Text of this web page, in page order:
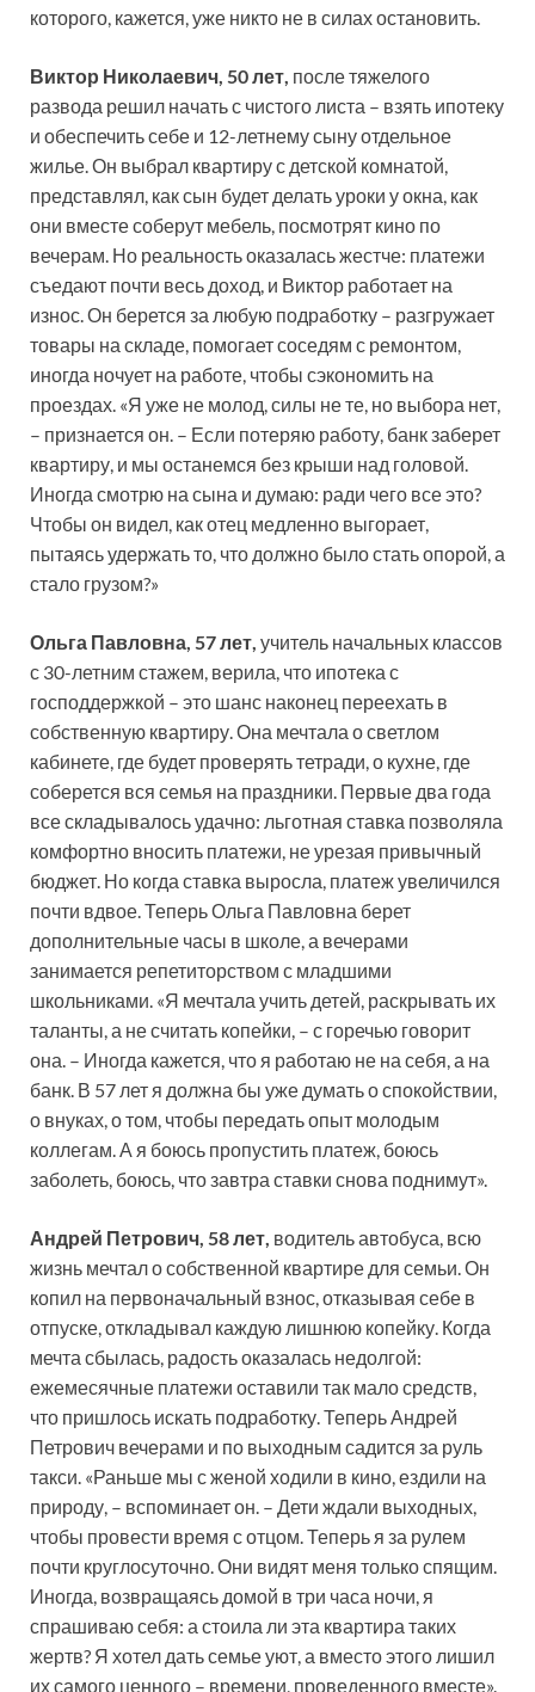
которого, кажется, уже никто не в силах остановить.
Виктор Николаевич, 50 лет, после тяжелого
развода решил начать с чистого листа – взять ипотеку
и обеспечить себе и 12-летнему сыну отдельное
жилье. Он выбрал квартиру с детской комнатой,
представлял, как сын будет делать уроки у окна, как
они вместе соберут мебель, посмотрят кино по
вечерам. Но реальность оказалась жестче: платежи
съедают почти весь доход, и Виктор работает на
износ. Он берется за любую подработку – разгружает
товары на складе, помогает соседям с ремонтом,
иногда ночует на работе, чтобы сэкономить на
проездах. «Я уже не молод, силы не те, но выбора нет,
– признается он. – Если потеряю работу, банк заберет
квартиру, и мы останемся без крыши над головой.
Иногда смотрю на сына и думаю: ради чего все это?
Чтобы он видел, как отец медленно выгорает,
пытаясь удержать то, что должно было стать опорой, а
стало грузом?»
Ольга Павловна, 57 лет, учитель начальных классов
с 30-летним стажем, верила, что ипотека с
господдержкой – это шанс наконец переехать в
собственную квартиру. Она мечтала о светлом
кабинете, где будет проверять тетради, о кухне, где
соберется вся семья на праздники. Первые два года
все складывалось удачно: льготная ставка позволяла
комфортно вносить платежи, не урезая привычный
бюджет. Но когда ставка выросла, платеж увеличился
почти вдвое. Теперь Ольга Павловна берет
дополнительные часы в школе, а вечерами
занимается репетиторством с младшими
школьниками. «Я мечтала учить детей, раскрывать их
таланты, а не считать копейки, – с горечью говорит
она. – Иногда кажется, что я работаю не на себя, а на
банк. В 57 лет я должна бы уже думать о спокойствии,
о внуках, о том, чтобы передать опыт молодым
коллегам. А я боюсь пропустить платеж, боюсь
заболеть, боюсь, что завтра ставки снова поднимут».
Андрей Петрович, 58 лет, водитель автобуса, всю
жизнь мечтал о собственной квартире для семьи. Он
копил на первоначальный взнос, отказывая себе в
отпуске, откладывал каждую лишнюю копейку. Когда
мечта сбылась, радость оказалась недолгой:
ежемесячные платежи оставили так мало средств,
что пришлось искать подработку. Теперь Андрей
Петрович вечерами и по выходным садится за руль
такси. «Раньше мы с женой ходили в кино, ездили на
природу, – вспоминает он. – Дети ждали выходных,
чтобы провести время с отцом. Теперь я за рулем
почти круглосуточно. Они видят меня только спящим.
Иногда, возвращаясь домой в три часа ночи, я
спрашиваю себя: а стоила ли эта квартира таких
жертв? Я хотел дать семье уют, а вместо этого лишил
их самого ценного – времени, проведенного вместе».